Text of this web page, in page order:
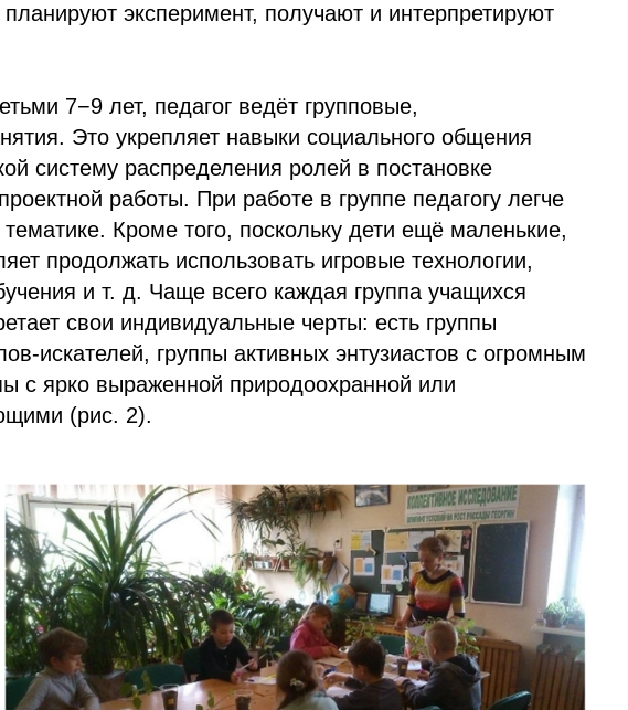
эксперимент, получают и интерпретируют
7−9 лет, педагог ведёт групповые,
Это укрепляет навыки социального общения
систему распределения ролей в постановке
работы. При работе в группе педагогу легче
Кроме того, поскольку дети ещё маленькие,
продолжать использовать игровые технологии,
и т. д. Чаще всего каждая группа учащихся
свои индивидуальные черты: есть группы
искателей, группы активных энтузиастов с огромным
с ярко выраженной природоохранной или
(рис. 2).